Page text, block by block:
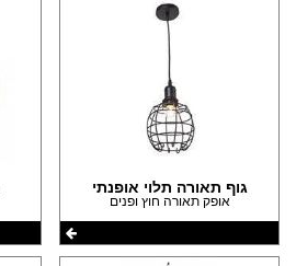
גוף תאורה תלוי אופנתי
אופק תאורה חוץ ופנים